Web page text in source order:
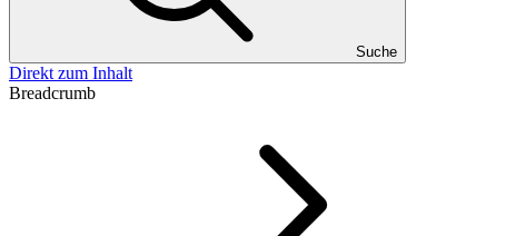
Suche
Direkt zum Inhalt
Breadcrumb